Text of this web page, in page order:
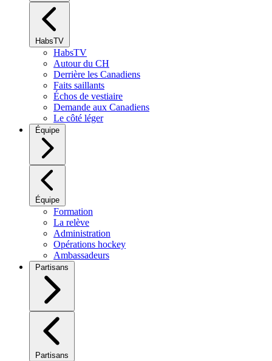
HabsTV
HabsTV
Autour du CH
Derrière les Canadiens
Faits saillants
Échos de vestiaire
Demande aux Canadiens
Le côté léger
Équipe
Équipe
Formation
La relève
Administration
Opérations hockey
Ambassadeurs
Partisans
Partisans